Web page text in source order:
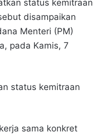
status kemitraan
disampaikan
Menteri (PM)
pada Kamis, 7
status kemitraan
sama konkret